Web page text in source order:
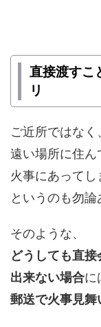
直接渡すこ
リ
ご近所ではなく
遠い場所に住ん
火事にあってし
というのも勿論
そのような、
どうしても直
出来ない場合に
郵送で火事見